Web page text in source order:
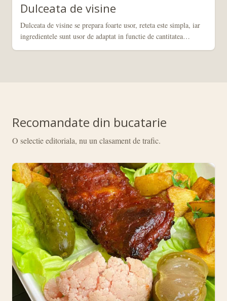
Dulceata de visine
Dulceata de visine se prepara foarte usor, reteta este simpla, iar
ingredientele sunt usor de adaptat in functie de cantitatea…
Recomandate din bucatarie
O selectie editoriala, nu un clasament de trafic.